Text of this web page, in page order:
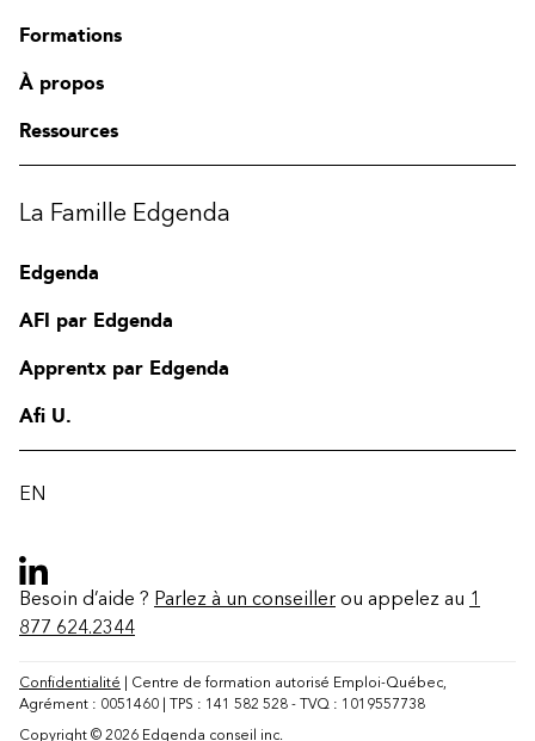
Formations
À propos
Ressources
La Famille Edgenda
Edgenda
AFI par Edgenda
Apprentx par Edgenda
Afi U.
EN
Besoin d’aide ? Parlez à un conseiller ou appelez au 1
877 624.2344
Confidentialité | Centre de formation autorisé Emploi-Québec,
Agrément : 0051460 | TPS : 141 582 528 - TVQ : 1019557738
Copyright © 2026 Edgenda conseil inc.